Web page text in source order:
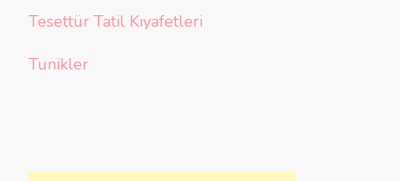
Tesettür Tatil Kıyafetleri
Tunikler